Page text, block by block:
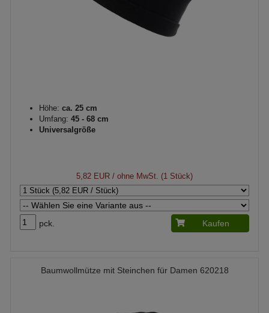
Höhe: ca. 25 cm
Umfang: 45 - 68 cm
Universalgröße
5,82 EUR / ohne MwSt. (1 Stück)
pck. Kaufen
Baumwollmütze mit Steinchen für Damen 620218